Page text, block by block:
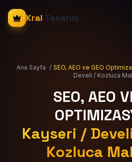
Kral Tasarım
Ana Sayfa / SEO, AEO ve GEO
Develi / Kozluca
SEO, AEO
Kayseri /
Kozluca